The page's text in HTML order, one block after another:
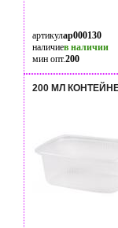
артикулap000130
наличиев наличии
мин опт.200
200 МЛ